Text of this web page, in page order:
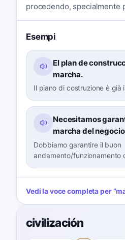
procedendo, specialmente
Esempi
El plan de
marcha.
Il piano di costruzione è già
Necesitamos
marcha del
Dobbiamo garantire il buon
andamento/funzionamento
Vedi la voce completa per“
civilización